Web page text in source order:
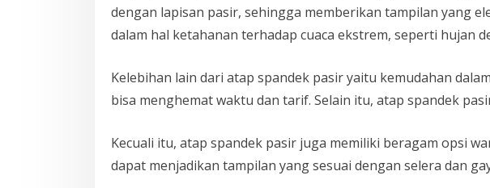
dengan lapisan pasir, sehingga memberikan tampilan yang
dalam hal ketahanan terhadap cuaca ekstrem, seperti hujan
Kelebihan lain dari atap spandek pasir yaitu kemudahan
bisa menghemat waktu dan tarif. Selain itu, atap spandek
Kecuali itu, atap spandek pasir juga memiliki beragam opsi
dapat menjadikan tampilan yang sesuai dengan selera dan